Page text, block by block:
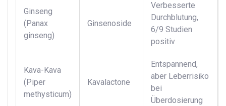
Ginseng
(Panax
ginseng)
Ginsenoside
Verbesserte
Durchblutung,
6/9 Studien
positiv
Kava-Kava
(Piper
methysticum)
Kavalactone
Entspannend,
aber Leberrisiko
bei
Überdosierung